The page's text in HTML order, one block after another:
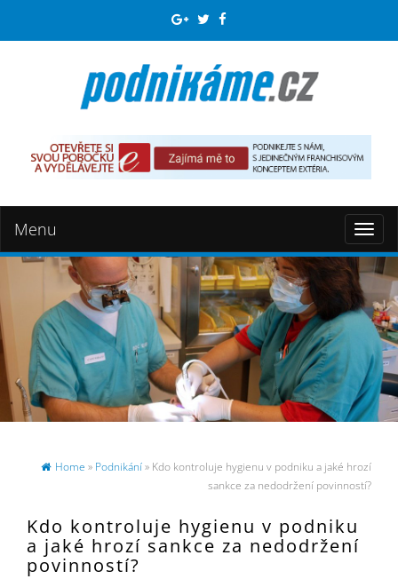
Toggle
Menu
Home » Podnikání» Kdo kontroluje hygienu v podniku a jaké hrozí
sankce za nedodržení povinností?
Kdo kontroluje hygienu v podniku
a jaké hrozí sankce za nedodržení
povinností?